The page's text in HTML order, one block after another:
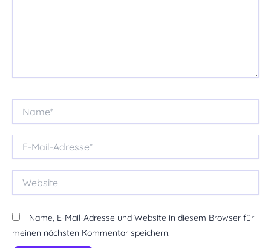
Mail-
Name, E-Mail-Adresse und Website in diesem Browser für
meinen nächsten Kommentar speichern.